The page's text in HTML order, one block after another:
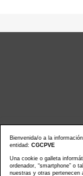
Noticias
Revistas
Bienvenida/o a la
entidad: CGCPVE
Una cookie o galleta
ordenador, “smartphone” o
nuestras y otras pertenecen